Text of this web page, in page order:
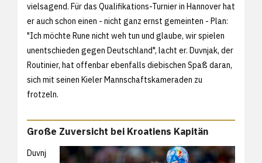
vielsagend. Für das Qualifikations-Turnier in Hannover hat
er auch schon einen - nicht ganz ernst gemeinten - Plan:
"Ich möchte Rune nicht weh tun und glaube, wir spielen
unentschieden gegen Deutschland", lacht er. Duvnjak, der
Routinier, hat offenbar ebenfalls diebischen Spaß daran,
sich mit seinen Kieler Mannschaftskameraden zu
frotzeln.
Große Zuversicht bei Kroatiens Kapitän
Duvnj